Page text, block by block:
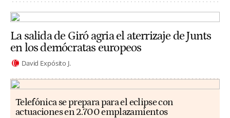
La salida de Giró agria el aterrizaje de Junts
en los demócratas europeos
David Expósito J.
Telefónica se prepara para el eclipse con
actuaciones en 2.700 emplazamientos